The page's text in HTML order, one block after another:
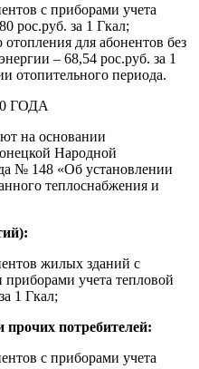
с приборами учета
рос.руб. за 1 Гкал;
отопления для абонентов без
– 68,54 рос.руб. за 1
отопительного периода.
ГОДА
на основании
Народной
№ 148 «Об установлении
теплоснабжения и
жилых зданий с
учета тепловой
1 Гкал;
потребителей:
с приборами учета